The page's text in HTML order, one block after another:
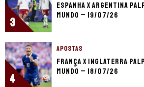
3
Espanha x Argentina
Mundo – 19/07/26
4
APOSTAS
França x Inglaterra
Mundo – 18/07/26